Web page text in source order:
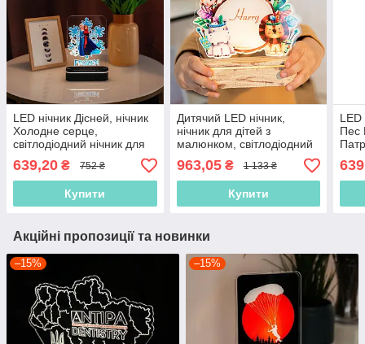
LED нічник Дісней, нічник
Холодне серце,
світлодіодний нічник для
дітей, нічник з
акумулятором
639,20 ₴ 752 ₴
Купити
Дитячий LED нічник,
нічник для дітей з
малюнком, світлодіодний
нічник для дітей, нічник з
акумулятором
963,05₴ 1 133 ₴
Купити
LED
Пес
Акційні пропозиції та новинки
–15% –15%